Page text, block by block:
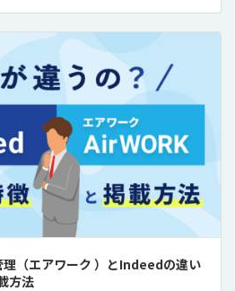
（エアワーク ）とIndeedの違い
方法